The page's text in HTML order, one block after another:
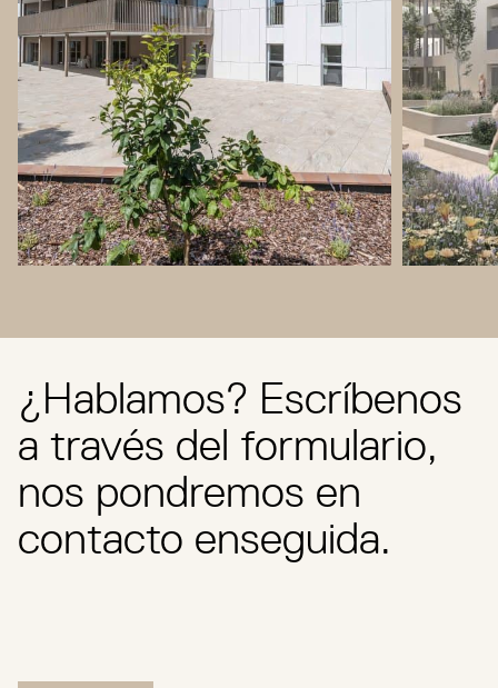
¿Hablamos? Escríbenos
a través del formulario,
nos pondremos en
contacto enseguida.